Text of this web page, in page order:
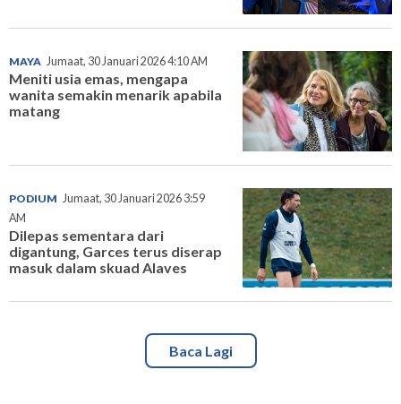
MAYA Jumaat, 30 Januari 2026 4:10 AM
Meniti usia emas, mengapa
wanita semakin menarik apabila
matang
PODIUM Jumaat, 30 Januari 2026 3:59
AM
Dilepas sementara dari
digantung, Garces terus diserap
masuk dalam skuad Alaves
Baca Lagi